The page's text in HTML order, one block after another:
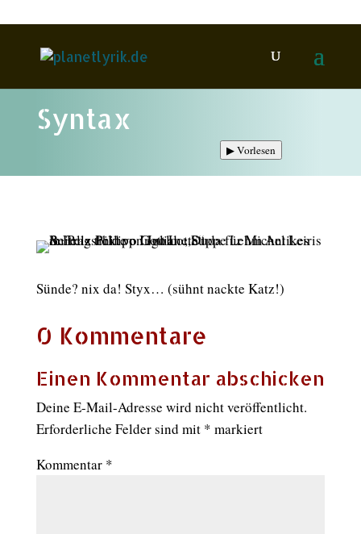
Syntax
▶Vorlesen
Sünde? nix da! Styx… (sühnt nackte Katz!)
0 Kommentare
Einen Kommentar abschicken
Deine E-Mail-Adresse wird nicht veröffentlicht.
Erforderliche Felder sind mit * markiert
Kommentar *